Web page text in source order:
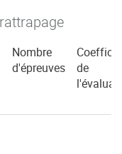
Nombre
d'épreuves
de